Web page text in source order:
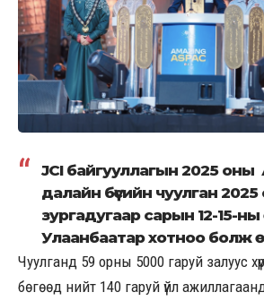
JCI байгууллагын 2025
далайн бүсийн чуулган
зургадугаар сарын 12-15-ны
Улаанбаатар хотноо болж
Чуулганд 59 орны 5000 гаруй залуус
бөгөөд нийт 140 гаруй үйл